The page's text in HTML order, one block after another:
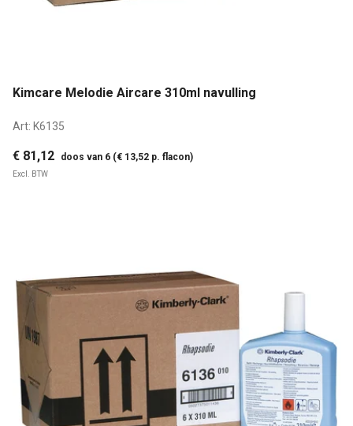
Kimcare Melodie Aircare 310ml navulling
Art: K6135
€ 81,12 doos van 6 (€ 13,52 p. flacon)
Excl. BTW